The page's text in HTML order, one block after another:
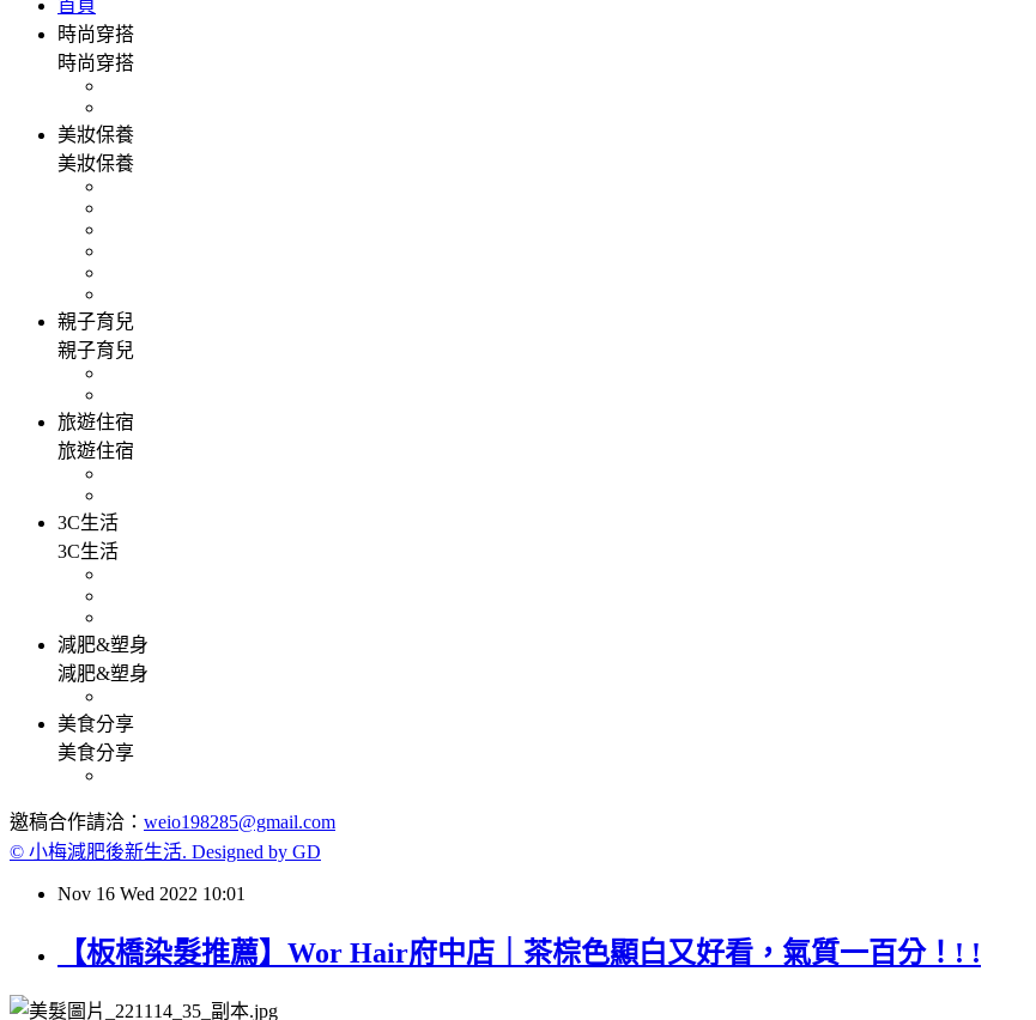
首頁
時尚穿搭
時尚穿搭
美妝保養
美妝保養
親子育兒
親子育兒
旅遊住宿
旅遊住宿
3C生活
3C生活
減肥&塑身
減肥&塑身
美食分享
美食分享
邀稿合作請洽： weio198285@gmail.com
© 小梅減肥後新生活. Designed by GD
Nov 16 Wed 2022 10:01
【板橋染髮推薦】Wor Hair府中店｜茶棕色顯白又好看，氣質一百分！! !